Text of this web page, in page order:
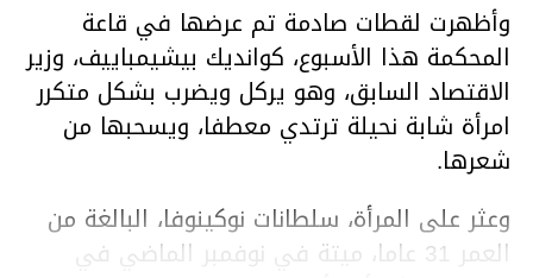
وأظهرت لقطات صادمة تم عرضها في قاعة
المحكمة هذا الأسبوع، كوانديك بيشيمباييف، وزير
الاقتصاد السابق، وهو يركل ويضرب بشكل متكرر
امرأة شابة نحيلة ترتدي معطفا، ويسحبها من
شعرها.
وعثر على المرأة، سلطانات نوكينوفا، البالغة من
العمر 31 عاما، ميتة في نوفمبر الماضي في